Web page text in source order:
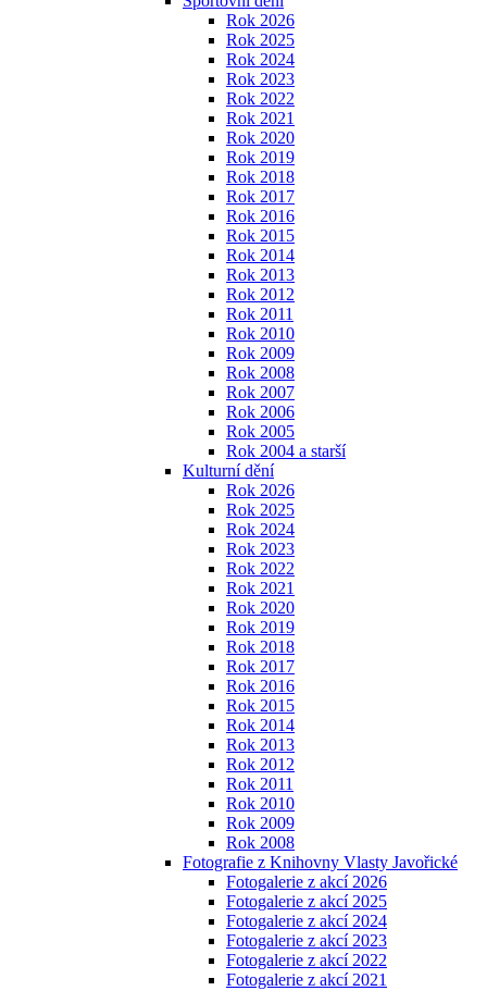
Rok 2026
Rok 2025
Rok 2024
Rok 2023
Rok 2022
Rok 2021
Rok 2020
Rok 2019
Rok 2018
Rok 2017
Rok 2016
Rok 2015
Rok 2014
Rok 2013
Rok 2012
Rok 2011
Rok 2010
Rok 2009
Rok 2008
Rok 2007
Rok 2006
Rok 2005
Rok 2004 a starší
Kulturní dění
Rok 2026
Rok 2025
Rok 2024
Rok 2023
Rok 2022
Rok 2021
Rok 2020
Rok 2019
Rok 2018
Rok 2017
Rok 2016
Rok 2015
Rok 2014
Rok 2013
Rok 2012
Rok 2011
Rok 2010
Rok 2009
Rok 2008
Fotografie z Knihovny Vlasty Javořické
Fotogalerie z akcí 2026
Fotogalerie z akcí 2025
Fotogalerie z akcí 2024
Fotogalerie z akcí 2023
Fotogalerie z akcí 2022
Fotogalerie z akcí 2021